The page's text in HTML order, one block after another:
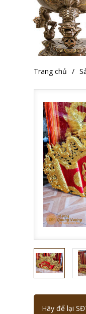
Trang chủ
Hãy để lại